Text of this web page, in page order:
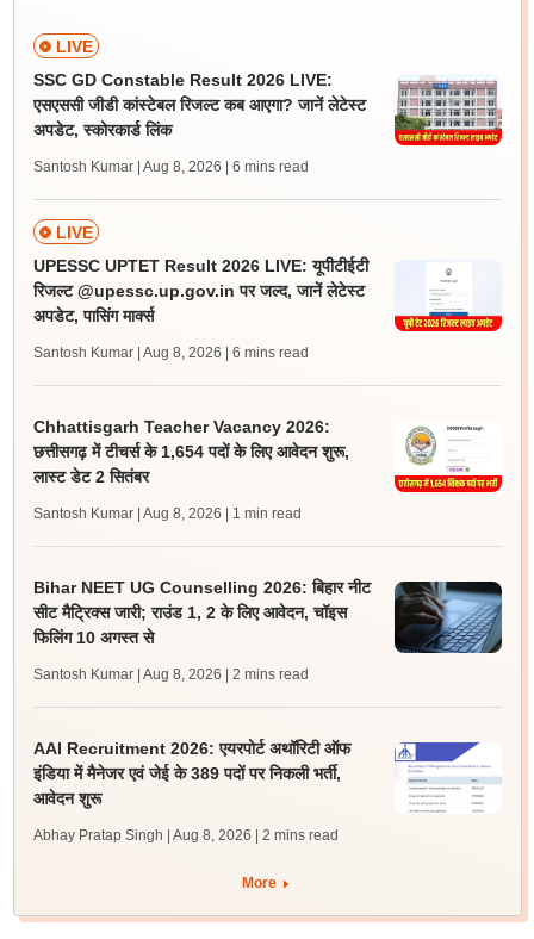
LIVE
SSC GD Constable Result 2026 LIVE:
एसएससी जीडी कांस्टेबल रिजल्ट कब आएगा? जानें लेटेस्ट
अपडेट, स्कोरकार्ड लिंक
Santosh Kumar | Aug 8, 2026 | 6 mins read
LIVE
UPESSC UPTET Result 2026 LIVE: यूपीटीईटी
रिजल्ट @upessc.up.gov.in पर जल्द, जानें लेटेस्ट
अपडेट, पासिंग मार्क्स
Santosh Kumar | Aug 8, 2026 | 6 mins read
Chhattisgarh Teacher Vacancy 2026:
छत्तीसगढ़ में टीचर्स के 1,654 पदों के लिए आवेदन शुरू,
लास्ट डेट 2 सितंबर
Santosh Kumar | Aug 8, 2026 | 1 min read
Bihar NEET UG Counselling 2026: बिहार नीट
सीट मैट्रिक्स जारी; राउंड 1, 2 के लिए आवेदन, चॉइस
फिलिंग 10 अगस्त से
Santosh Kumar | Aug 8, 2026 | 2 mins read
AAI Recruitment 2026: एयरपोर्ट अथॉरिटी ऑफ
इंडिया में मैनेजर एवं जेई के 389 पदों पर निकली भर्ती,
आवेदन शुरू
Abhay Pratap Singh | Aug 8, 2026 | 2 mins read
More